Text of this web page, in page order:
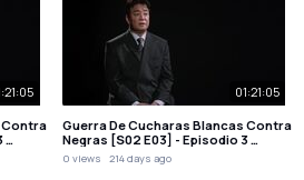
Contra
…
01:21:05
Guerra De Cucharas Blancas Contra
Negras [S02 E03] - Episodio 3 …
0 views 214 days ago